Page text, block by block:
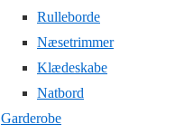
Rulleborde
Næsetrimmer
Klædeskabe
Natbord
Garderobe